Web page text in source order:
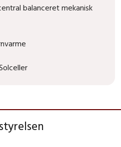
balanceret mekanisk